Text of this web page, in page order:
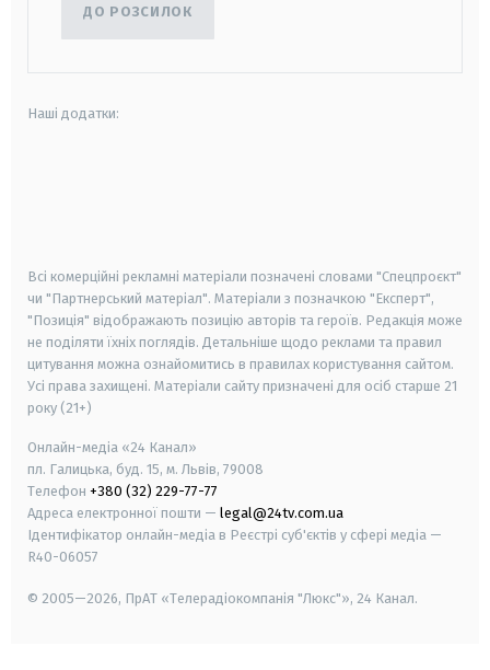
ДО РОЗСИЛОК
Наші додатки:
Всі комерційні рекламні матеріали позначені словами "Спецпроєкт"
чи "Партнерський матеріал". Матеріали з позначкою "Експерт",
"Позиція" відображають позицію авторів та героїв. Редакція може
не поділяти їхніх поглядів. Детальніше щодо реклами та правил
цитування можна ознайомитись в правилах користування сайтом.
Усі права захищені. Матеріали сайту призначені для осіб старше 21
року (21+)
Онлайн-медіа «24 Канал»
пл. Галицька, буд. 15, м. Львів, 79008
Телефон +380 (32) 229-77-77
Адреса електронної пошти — legal@24tv.com.ua
Ідентифікатор онлайн-медіа в Реєстрі суб'єктів у сфері медіа —
R40-06057
© 2005—2026, ПрАТ «Телерадіокомпанія "Люкс"», 24 Канал.